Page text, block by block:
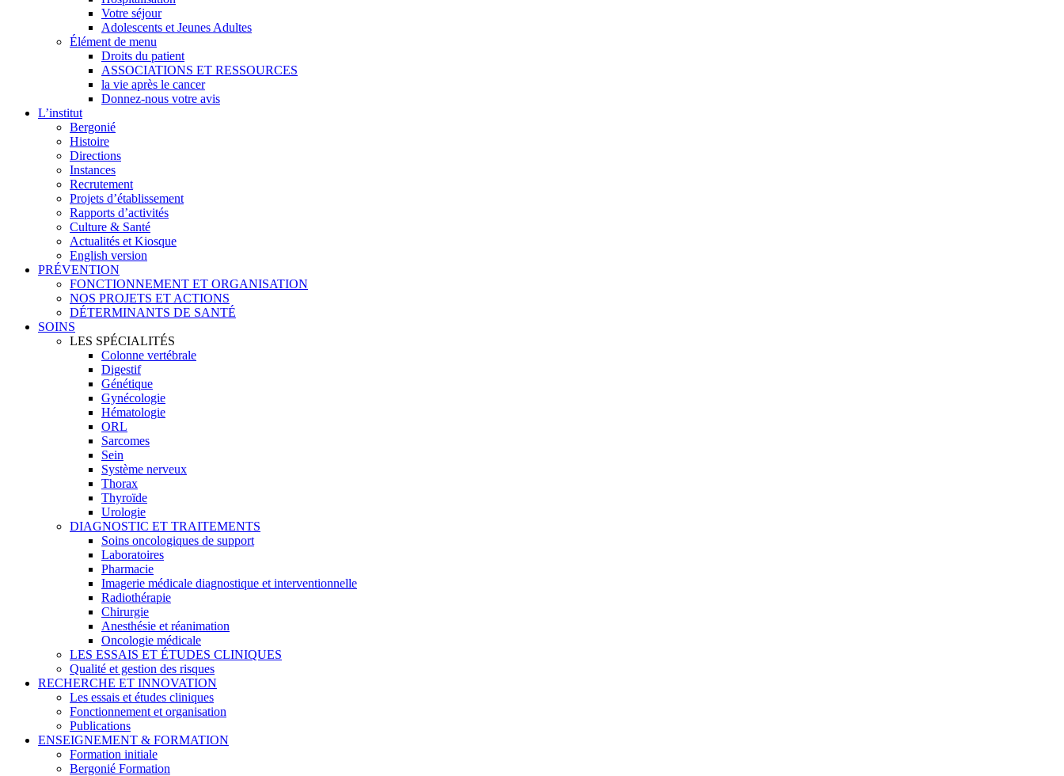
Votre séjour
Adolescents et Jeunes Adultes
Élément de menu
Droits du patient
ASSOCIATIONS ET RESSOURCES
la vie après le cancer
Donnez-nous votre avis
L’institut
Bergonié
Histoire
Directions
Instances
Recrutement
Projets d’établissement
Rapports d’activités
Culture & Santé
Actualités et Kiosque
English version
PRÉVENTION
FONCTIONNEMENT ET ORGANISATION
NOS PROJETS ET ACTIONS
DÉTERMINANTS DE SANTÉ
SOINS
LES SPÉCIALITÉS
Colonne vertébrale
Digestif
Génétique
Gynécologie
Hématologie
ORL
Sarcomes
Sein
Système nerveux
Thorax
Thyroïde
Urologie
DIAGNOSTIC ET TRAITEMENTS
Soins oncologiques de support
Laboratoires
Pharmacie
Imagerie médicale diagnostique et interventionnelle
Radiothérapie
Chirurgie
Anesthésie et réanimation
Oncologie médicale
LES ESSAIS ET ÉTUDES CLINIQUES
Qualité et gestion des risques
RECHERCHE ET INNOVATION
Les essais et études cliniques
Fonctionnement et organisation
Publications
ENSEIGNEMENT & FORMATION
Formation initiale
Bergonié Formation